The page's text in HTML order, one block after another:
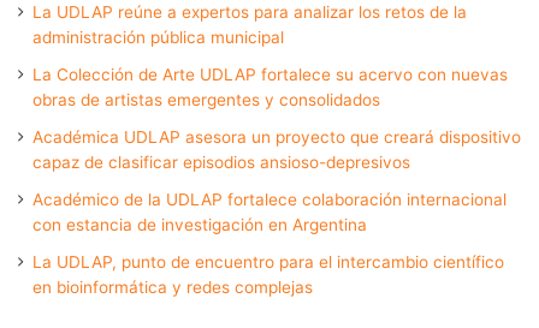
La UDLAP reúne a expertos para analizar los retos de la
administración pública municipal
La Colección de Arte UDLAP fortalece su acervo con nuevas
obras de artistas emergentes y consolidados
Académica UDLAP asesora un proyecto que creará dispositivo
capaz de clasificar episodios ansioso-depresivos
Académico de la UDLAP fortalece colaboración internacional
con estancia de investigación en Argentina
La UDLAP, punto de encuentro para el intercambio científico
en bioinformática y redes complejas